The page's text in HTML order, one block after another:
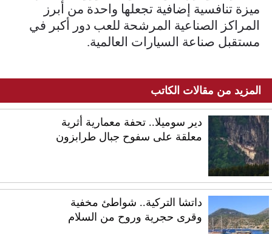
ميزة تنافسية إضافية تجعلها واحدة من أبرز
المراكز الصناعية المرشحة للعب دور أكبر في
مستقبل صناعة السيارات العالمية.
المزيد من مقالات الكاتب
دير سوميلا.. تحفة معمارية أثرية
معلقة على سفوح جبال طرابزون
داتشا التركية.. شواطئ مخفية
وقرى حجرية وروح من السلام